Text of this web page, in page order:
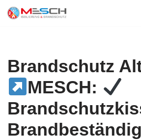
Brandschutz
MESCH: